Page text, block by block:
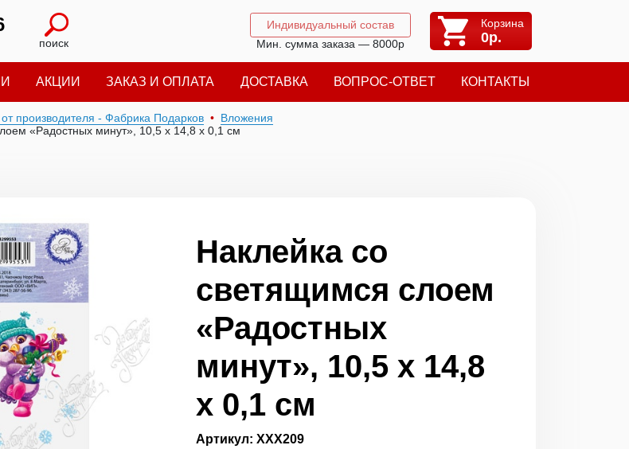
поиск
Индивидуальный состав
Мин. сумма заказа — 8000р
Корзина
0р.
АКЦИИ ЗАКАЗ И ОПЛАТА ДОСТАВКА ВОПРОС-ОТВЕТ КОНТАКТЫ
производителя - Фабрика Подарков
Вложения
«Радостных минут», 10,5 х 14,8 х 0,1 см
Наклейка со
светящимся слоем
«Радостных
минут», 10,5 х 14,8
х 0,1 см
Артикул: ХХХ209